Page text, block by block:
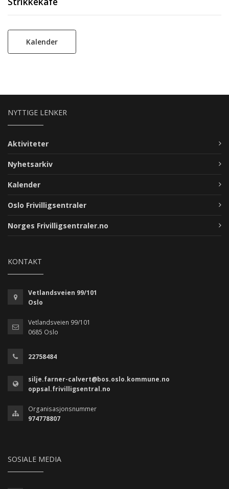
Kalender
NYTTIGE LENKER
Aktiviteter
Nyhetsarkiv
Kalender
Oslo Frivilligsentraler
Norges Frivilligsentraler.no
KONTAKT
Vetlandsveien 99/101
Oslo
Vetlandsveien 99/101
0685 Oslo
22758484
silje.farner-calvert@bos.oslo.kommune.no
oppsal.frivilligsentral.no
Organisasjonsnummer
974778807
SOSIALE MEDIA